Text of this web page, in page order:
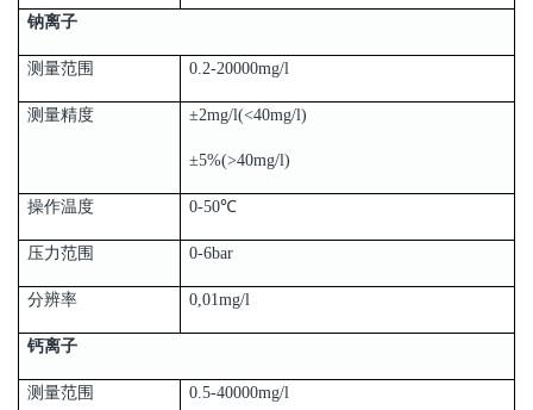
钠离子
测量范围 0.2-20000mg/l
测量精度 ±2mg/l(<40mg/l)
±5%(>40mg/l)
操作温度 0-50℃
压力范围 0-6bar
分辨率 0,01mg/l
钙离子
测量范围 0.5-40000mg/l